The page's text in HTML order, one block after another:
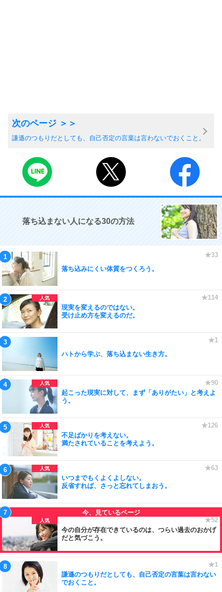
謙遜のつもりだとしても、自己否定の言葉は言わないでおくこと。
落ち込まない人になる30の方法
落ち込みにくい体質をつくろう。
現実を変えるのではない。
受け止め方を変えるのだ。
ハトから学ぶ、落ち込まない生き方。
起こった現実に対して、まず「ありがたい」と考えよ
う。
不足ばかりを考えない。
満たされていることを考えよう。
いつまでもくよくよしない。
反省すれば、さっと忘れてしまおう。
今の自分が存在できているのは、つらい過去のおかげ
だと気づこう。
謙遜のつもりだとしても、自己否定の言葉は言わない
でおくこと。